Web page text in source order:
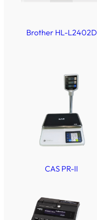
Brother HL-L2402D
CAS PR-II